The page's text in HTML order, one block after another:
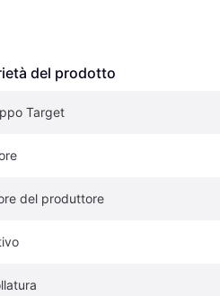
del prodotto
Target
del produttore